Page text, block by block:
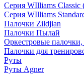
Серия WIlliams
Серия WIlliams
Палочки Zildjian
Палочки Пылай
Оркестровые
Палочки для
Руты
Руты Agner